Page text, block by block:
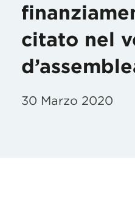
citato nel
30 Marzo 2020